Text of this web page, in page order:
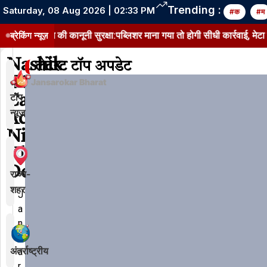
Saturday, 08 Aug 2026 | 02:33 PM Trending : #क #म
ब्रेकिंग न्यूज़
इंस्टाग्राम की कानूनी सुरक्षा:पब्लिशर माना गया तो होगी सीधी कार्रवाई, मेटा
टॉप
न्यूज़
राज्य-
शहर
अंतर्राष्ट्रीय
Nashik
TCS
Case:
Accused
Nida
Khan
Detained
J
a
n
s
a
लेटेस्ट टॉप अपडेट
Jansarokar Bharat